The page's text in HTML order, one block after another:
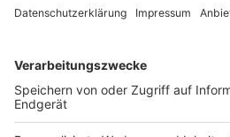
Autor: Jose Narciandi
Anzeige